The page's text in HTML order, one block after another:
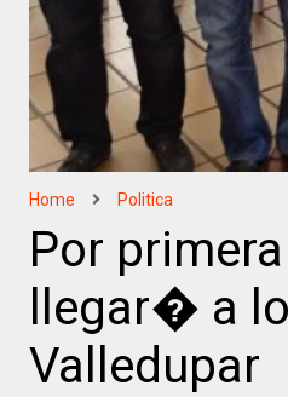
Home Politica
Por
llegar� a
Valledupar